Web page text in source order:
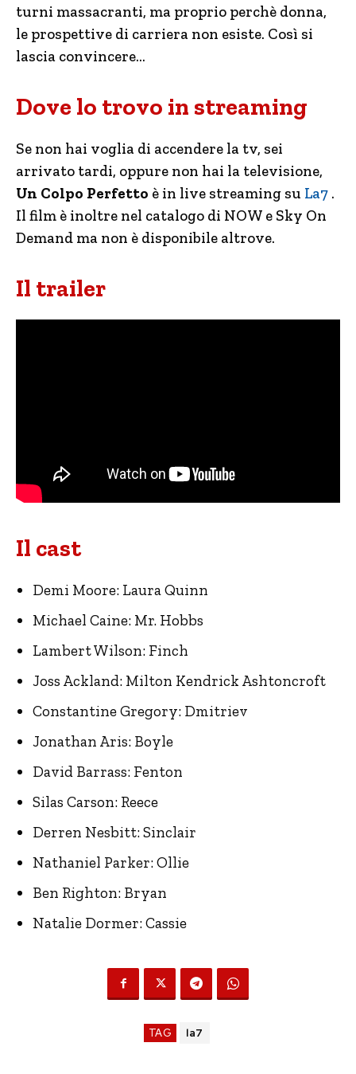
turni massacranti, ma proprio perchè donna,
le prospettive di carriera non esiste. Così si
lascia convincere…
Dove lo trovo in streaming
Se non hai voglia di accendere la tv, sei
arrivato tardi, oppure non hai la televisione,
Un Colpo Perfetto è in live streaming su La7 .
Il film è inoltre nel catalogo di NOW e Sky On
Demand ma non è disponibile altrove.
Il trailer
Il cast
Demi Moore: Laura Quinn
Michael Caine: Mr. Hobbs
Lambert Wilson: Finch
Joss Ackland: Milton Kendrick Ashtoncroft
Constantine Gregory: Dmitriev
Jonathan Aris: Boyle
David Barrass: Fenton
Silas Carson: Reece
Derren Nesbitt: Sinclair
Nathaniel Parker: Ollie
Ben Righton: Bryan
Natalie Dormer: Cassie
TAG la7